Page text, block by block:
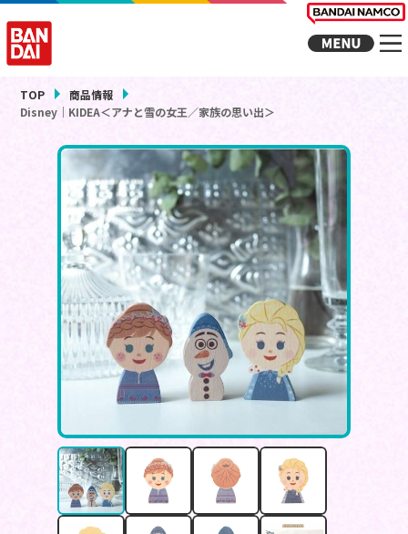
TOP
商品情報
Disney｜KIDEA＜アナと雪の女王／家族の思い出＞